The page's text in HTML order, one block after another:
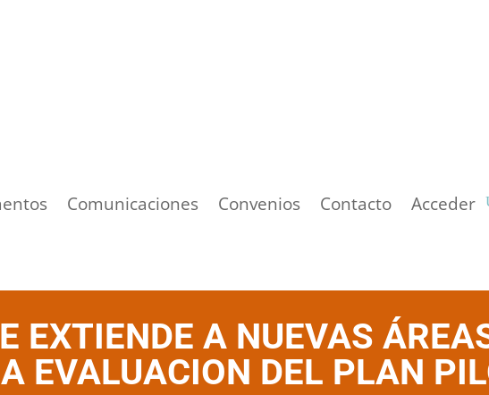
Comunicaciones Convenios Contacto Acceder
EXTIENDE A NUEVAS
EVALUACION DEL PLAN